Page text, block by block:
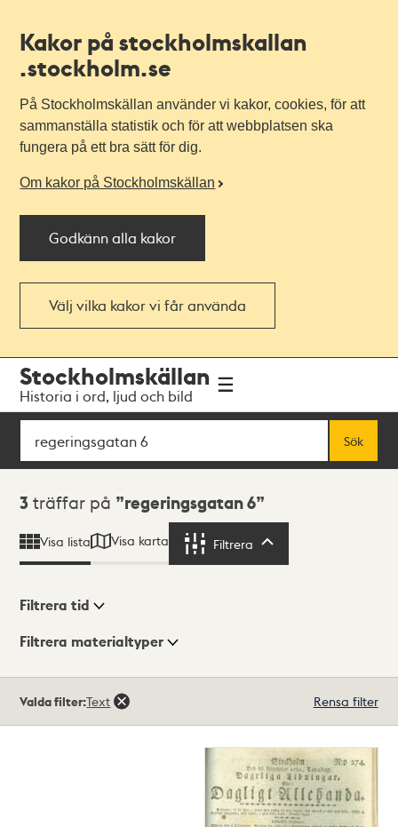
Kakor på stockholmskallan
.stockholm.se
På Stockholmskällan använder vi kakor, cookies, för att
sammanställa statistik och för att webbplatsen ska
fungera på ett bra sätt för dig.
Om kakor på Stockholmskällan
Godkänn alla kakor
Välj vilka kakor vi får använda
navigationen
huvudinnehållet
Stockholmskällan
Historia i ord, ljud och bild
Sök
Sök
Sökresultat
3 träffar på regeringsgatan 6
Visa lista Visa karta Filtrera
Visningsläge
Filtrera tid
Filtrera materialtyper
träffar
Valda filter:Text Rensa filter